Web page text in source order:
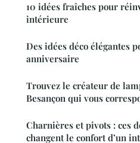
10 idées fraîches pour
intérieure
Des idées déco élégantes
anniversaire
Trouvez le créateur de
Besançon qui vous
Charnières et pivots : ces
changent le confort d’un